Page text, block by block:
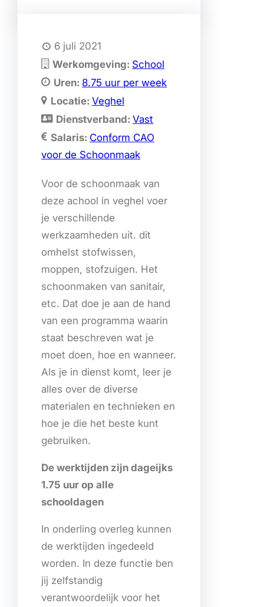
6 juli 2021
Werkomgeving: School
Uren: 8.75 uur per week
Locatie: Veghel
Dienstverband: Vast
Salaris: Conform CAO
voor de Schoonmaak
Voor de schoonmaak van
deze achool in veghel voer
je verschillende
werkzaamheden uit. dit
omhelst stofwissen,
moppen, stofzuigen. Het
schoonmaken van sanitair,
etc. Dat doe je aan de hand
van een programma waarin
staat beschreven wat je
moet doen, hoe en wanneer.
Als je in dienst komt, leer je
alles over de diverse
materialen en technieken en
hoe je die het beste kunt
gebruiken.
De werktijden zijn dageijks
1.75 uur op alle
schooldagen
In onderling overleg kunnen
de werktijden ingedeeld
worden. In deze functie ben
jij zelfstandig
verantwoordelijk voor het